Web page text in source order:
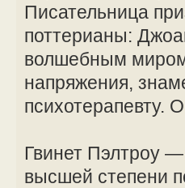
Писательница
поттерианы:
волшебным
напряжения,
психотерапевту.
Гвинет Пэлтроу
высшей степени